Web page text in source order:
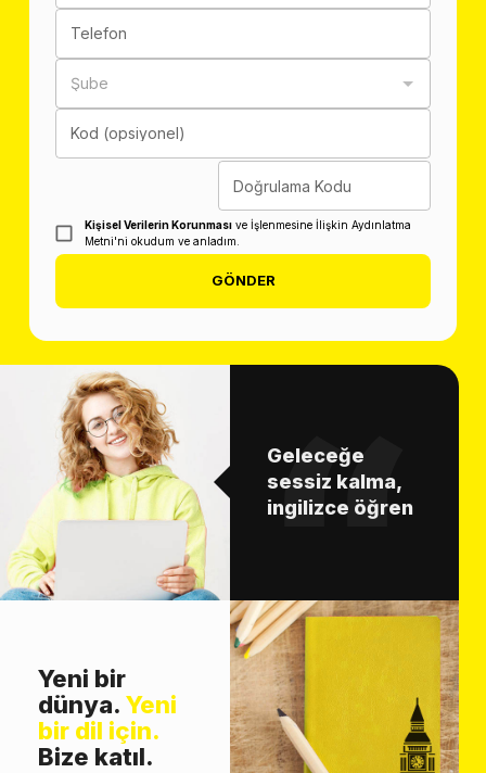
Telefon
Şube
Kod (opsiyonel)
Doğrulama Kodu
Kişisel Verilerin Korunması ve İşlenmesine İlişkin Aydınlatma
Metni'ni okudum ve anladım.
GÖNDER
Geleceğe
sessiz kalma,
ingilizce öğren
Yeni bir
dünya. Yeni
bir dil için.
Bize katıl.